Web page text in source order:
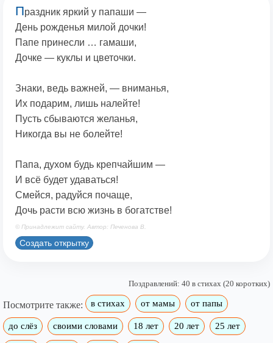
Праздник яркий у папаши —
День рожденья милой дочки!
Папе принесли … гамаши,
Дочке — куклы и цветочки.
Знаки, ведь важней, — вниманья,
Их подарим, лишь налейте!
Пусть сбываются желанья,
Никогда вы не болейте!
Папа, духом будь крепчайшим —
И всё будет удаваться!
Смейся, радуйся почаще,
Дочь расти всю жизнь в богатстве!
© Принадлежит сайту. Автор: Печенова В.
Создать открытку
Поздравлений: 40 в стихах (20 коротких)
Посмотрите также: в стихах от мамы от папы
до слёз своими словами 18 лет 20 лет 25 лет